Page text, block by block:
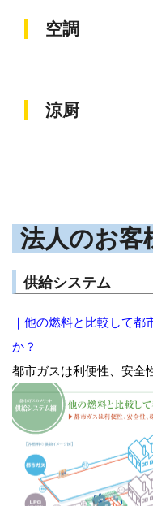
空調
涼厨
法人のお客
供給システム
｜他の燃料と比較して
か？
都市ガスは利便性、安全